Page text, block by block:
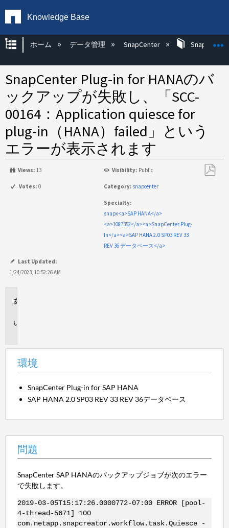
Knowledge Base
グローバル階層を展開/折りたたむ
ホーム データ管理 SnapCenter SnapCenter
SnapCenter Plug-in for HANAのバ
ックアップが失敗し、「SCC-
00164：Application quiesce for
plug-in（HANA）failed」という
エラーが表示されます
Views: 13 Visibility: Public
Votes: 0 Category: snapcenter
Specialty:
snapx<a>SAP HANA</a>
<a>1087352</a><a>SnapCenter Plug-
In</a><a>SAP HANA 2.0 SP03 REV 33
REV 36 データベース</a>
Last Updated:
1/24/2023, 10:52:26 AM
環境
SnapCenter Plug-in for SAP HANA
SAP HANA 2.0 SP03 REV 33 REV 36データベース
問題
SnapCenter SAP HANAのバックアップジョブが次のエラー
で失敗します。
2019-03-05T15:17:26.0000772-07:00 ERROR [pool-
4-thread-5671] 100
com.netapp.snapcreator.workflow.task.Quiesce -